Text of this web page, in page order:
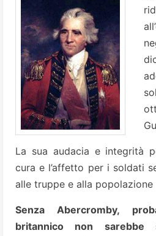
La sua audacia e integrità
cura e l’affetto per i soldati
alle truppe e alla popolazione
Senza Abercromby,
britannico non